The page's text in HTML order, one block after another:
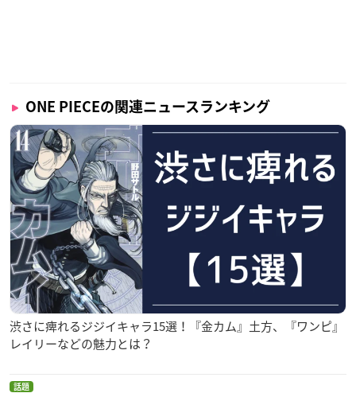
ONE PIECEの関連ニュースランキング
渋さに痺れるジジイキャラ15選！『金カム』土方、『ワンピ』
レイリーなどの魅力とは？
話題